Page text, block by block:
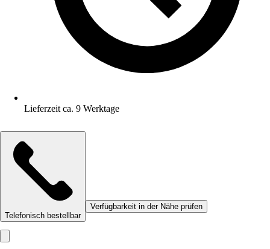
Lieferzeit ca. 9 Werktage
Telefonisch bestellbar
Verfügbarkeit in der Nähe prüfen